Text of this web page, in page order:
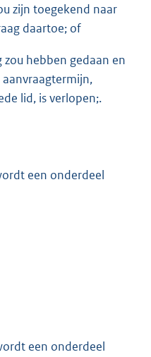
zijn toegekend naar
daartoe; of
zou hebben gedaan en
lid, is verlopen;.
een onderdeel
een onderdeel